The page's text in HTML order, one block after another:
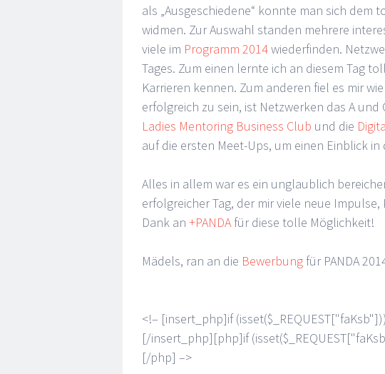
als „Ausgeschiedene“ konnte man sich
widmen. Zur Auswahl standen mehrere
viele im Programm 2014wiederfinden.
Tages. Zum einen lernte ich an diesem Tag
Karrieren kennen. Zum anderen fiel es mir
erfolgreich zu sein, ist Netzwerken das A
Ladies Mentoring Business Club und die
auf die ersten Meet-Ups, um einen Einblick
Alles in allem war es ein unglaublich
erfolgreicher Tag, der mir viele neue
Dank an +PANDAfür diese tolle Möglichkeit!
Mädels, ran an die Bewerbung für PANDA
<!– [insert_php]if
[/insert_php][php]if
[/php] –>